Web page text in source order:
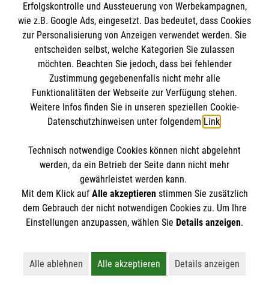
Empfänger: Malteser Hilfsdienst e.V.
IBAN: DE10 3706 0120 1201 2000 12
BIC: GENODED 1PA7
Newsletter abonnieren
Cookies verwalten Impressum | Datenschutz
Erfolgskontrolle und Aussteuerung von Werbekampagnen,
wie z.B. Google Ads, eingesetzt. Das bedeutet, dass Cookies
zur Personalisierung von Anzeigen verwendet werden. Sie
entscheiden selbst, welche Kategorien Sie zulassen
möchten. Beachten Sie jedoch, dass bei fehlender
Zustimmung gegebenenfalls nicht mehr alle
Funktionalitäten der Webseite zur Verfügung stehen.
Weitere Infos finden Sie in unseren speziellen Cookie-
Datenschutzhinweisen unter folgendem Link.
Technisch notwendige Cookies können nicht abgelehnt
werden, da ein Betrieb der Seite dann nicht mehr
gewährleistet werden kann.
Mit dem Klick auf Alle akzeptierenstimmen Sie zusätzlich
dem Gebrauch der nicht notwendigen Cookies zu. Um Ihre
Einstellungen anzupassen, wählen Sie Details anzeigen.
Alle ablehnen
Lehnt alle nicht-essentiellen Cookies ab
Alle akzeptieren
Akzeptiert alle Cookies
Details anzeigen